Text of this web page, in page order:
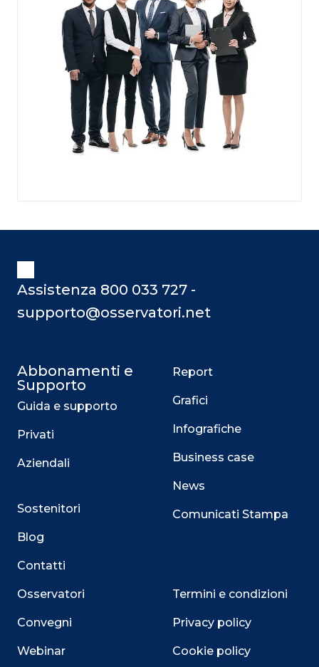
Assistenza 800 033 727 -
supporto@osservatori.net
Abbonamenti e
Supporto
Guida e supporto
Privati
Aziendali
Sostenitori
Blog
Contatti
Osservatori
Convegni
Webinar
Report
Grafici
Infografiche
Business case
News
Comunicati Stampa
Termini e condizioni
Privacy policy
Cookie policy